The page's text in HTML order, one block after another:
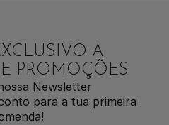
A
PROMOÇÕES
Newsletter
para a tua primeira